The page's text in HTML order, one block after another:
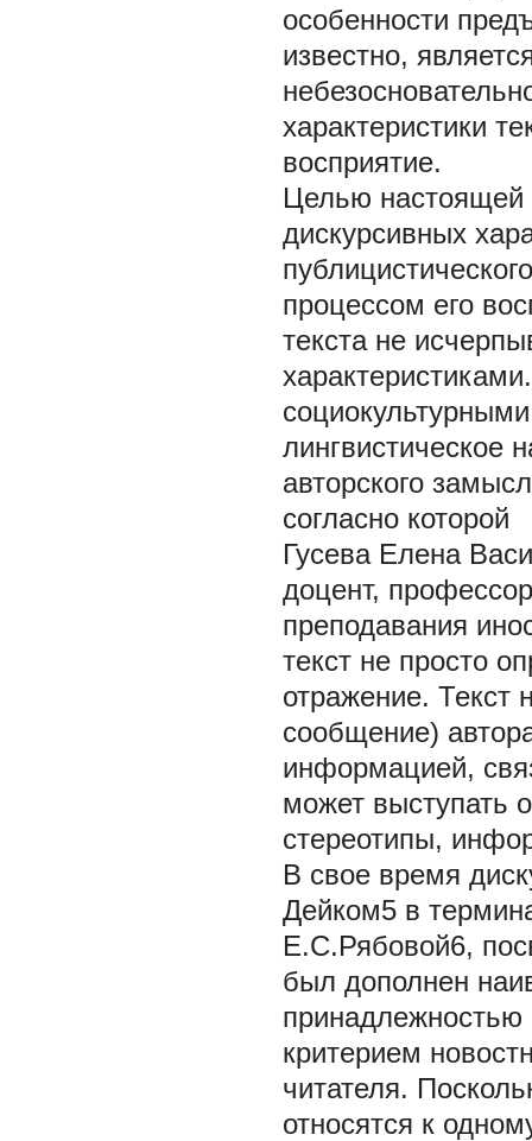
особенности
известно,
характеристики
восприятие.
Целью настоящей
дискурсивных
процессом его
текста не
лингвистическое
авторского
согласно которой
Гусева Елена
доцент,
преподавания
текст не просто
отражение. Текст
сообщение)
информацией,
может выступать
стереотипы,
В свое время
Дейком5 в
Е.С.Рябовой6,
был дополнен
принадлежностью
критерием
читателя.
относятся к